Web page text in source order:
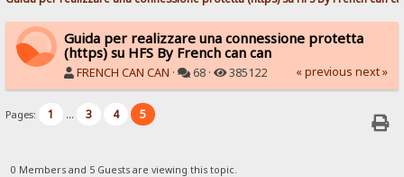
Guida per realizzare una connessione protetta
(https) su HFS By French can can
FRENCH CAN CAN · 68 · 385122 « previous next »
Pages: 1 ... 3 4 5
0 Members and 5 Guests are viewing this topic.